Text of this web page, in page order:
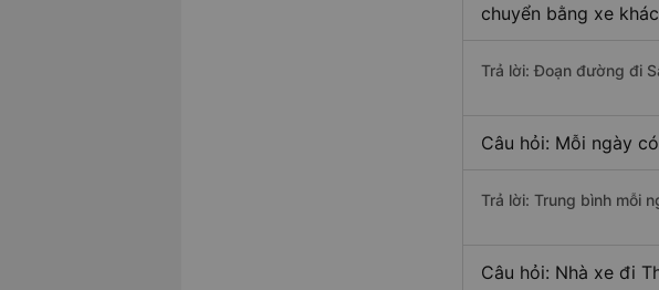
chuyển bằng xe
Trả lời: Đoạn đường đi
Câu hỏi: Mỗi ngày
Trả lời: Trung bình mỗi
Câu hỏi: Nhà xe đi